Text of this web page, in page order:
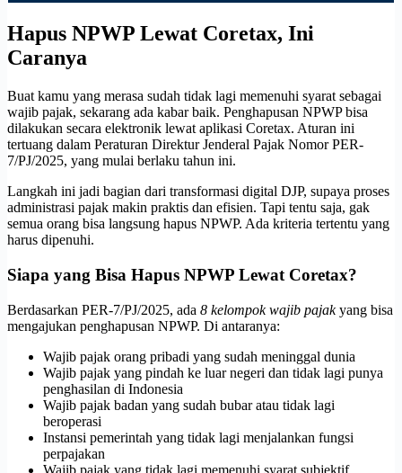
Hapus NPWP Lewat Coretax, Ini
Caranya
Buat kamu yang merasa sudah tidak lagi memenuhi syarat sebagai
wajib pajak, sekarang ada kabar baik. Penghapusan NPWP bisa
dilakukan secara elektronik lewat aplikasi Coretax. Aturan ini
tertuang dalam Peraturan Direktur Jenderal Pajak Nomor PER-
7/PJ/2025, yang mulai berlaku tahun ini.
Langkah ini jadi bagian dari transformasi digital DJP, supaya proses
administrasi pajak makin praktis dan efisien. Tapi tentu saja, gak
semua orang bisa langsung hapus NPWP. Ada kriteria tertentu yang
harus dipenuhi.
Siapa yang Bisa Hapus NPWP Lewat Coretax?
Berdasarkan PER-7/PJ/2025, ada 8 kelompok wajib pajakyang bisa
mengajukan penghapusan NPWP. Di antaranya:
Wajib pajak orang pribadi yang sudah meninggal dunia
Wajib pajak yang pindah ke luar negeri dan tidak lagi punya
penghasilan di Indonesia
Wajib pajak badan yang sudah bubar atau tidak lagi
beroperasi
Instansi pemerintah yang tidak lagi menjalankan fungsi
perpajakan
Wajib pajak yang tidak lagi memenuhi syarat subjektif